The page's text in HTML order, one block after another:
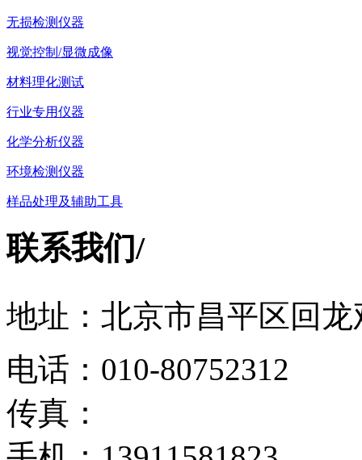
无损检测仪器
视觉控制/显微成像
材料理化测试
行业专用仪器
化学分析仪器
环境检测仪器
样品处理及辅助工具
联系我们/
地址：北京市昌平区回
电话：010-80752312
传真：